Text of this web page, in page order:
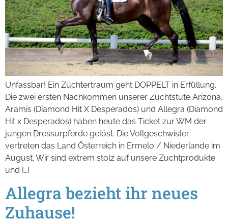
Unfassbar! Ein Züchtertraum geht DOPPELT in Erfüllung.
Die zwei ersten Nachkommen unserer Zuchtstute Arizona,
Aramis (Diamond Hit X Desperados) und Allegra (Diamond
Hit x Desperados) haben heute das Ticket zur WM der
jungen Dressurpferde gelöst. Die Vollgeschwister
vertreten das Land Österreich in Ermelo / Niederlande im
August. Wir sind extrem stolz auf unsere Zuchtprodukte
und […]
Allegra bezieht ihr neues
Zuhause!